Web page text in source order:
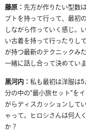
藤原：先方が作りたい型数
プトを持って行って、最初
しながら作っていく感じ。
い古着を持って行ったりし
が持つ最新のテクニックみ
一緒に話し合って決めていま
黒河内：私も最初は洋服は5
分の中の“最小旅セット”を
がらディスカッションして
ゃって。ヒロシさんは何人
か？